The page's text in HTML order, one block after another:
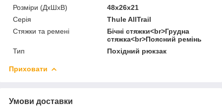
Розміри (ДхШхВ)
48x26x21
Серія
Thule AllTrail
Стяжки та ремені
Бічні стяжки<br>Грудна
стяжка<br>Поясний ремінь
Тип
Похідний рюкзак
Приховати
Умови доставки